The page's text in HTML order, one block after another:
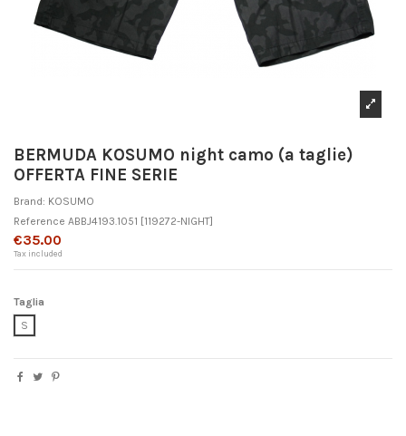
BERMUDA KOSUMO night camo (a taglie)
OFFERTA FINE SERIE
Brand: KOSUMO
Reference ABBJ4193.1051 [119272-NIGHT]
€35.00
Tax included
Taglia
S